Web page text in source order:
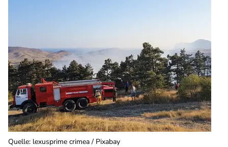
Quelle: lexusprime crimea / Pixabay